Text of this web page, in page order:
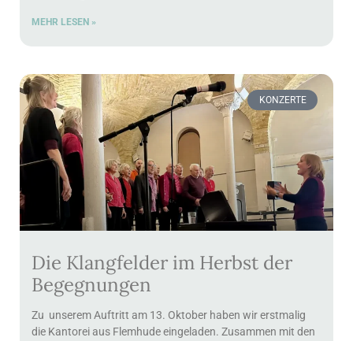
MEHR LESEN »
KONZERTE
Die Klangfelder im Herbst der
Begegnungen
Zu unserem Auftritt am 13. Oktober haben wir erstmalig
die Kantorei aus Flemhude eingeladen. Zusammen mit den